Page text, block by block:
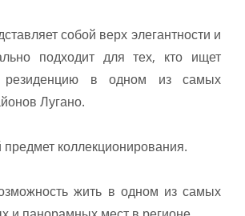
собой верх элегантности и
подходит для тех, кто ищет
резиденцию в одном из самых
Лугано.
коллекционирования.
жить в одном из самых